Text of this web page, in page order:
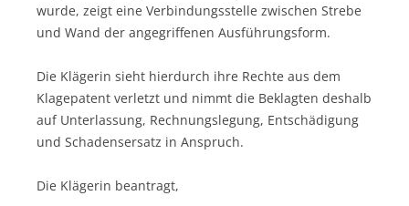
wurde, zeigt eine Verbindungsstelle zwischen Strebe
und Wand der angegriffenen Ausführungsform.
Die Klägerin sieht hierdurch ihre Rechte aus dem
Klagepatent verletzt und nimmt die Beklagten deshalb
auf Unterlassung, Rechnungslegung, Entschädigung
und Schadensersatz in Anspruch.
Die Klägerin beantragt,